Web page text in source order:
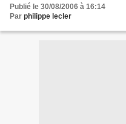
Publié le 30/08/2006 à 16:14
Par philippe lecler